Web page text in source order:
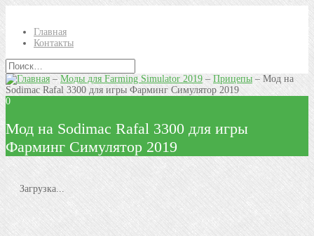
Главная
Контакты
–Моды для Farming Simulator 2019 – Прицепы – Мод на
Sodimac Rafal 3300 для игры Фарминг Симулятор 2019
0
Мод на Sodimac Rafal 3300 для игры
Фарминг Симулятор 2019
Загрузка...